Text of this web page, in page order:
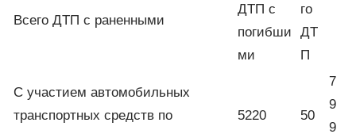
Всего ДТП с раненными
ДТП с
погибши
ми
го
ДТ
П
С участием автомобильных
транспортных средств по
5220 50
7
9
9